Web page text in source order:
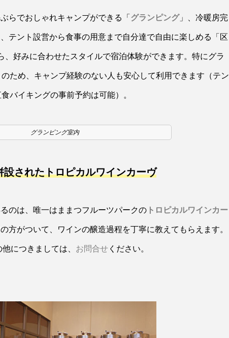
らでおしゃれキャンプができる「 グランピング」、冷暖房完
テント設営から食事の用意まで自分達で自由に楽しめる「区
、好みに合わせたスタイルで宿泊体験ができます。特にグラ
ため、キャンプ経験のない人も安心して利用できます（テン
バイキングの事前予約は可能）。
グランピング室内
設されたトロピカルワインカーヴ
のは、唯一はままつフルーツパークの トロピカルワインカー
方がついて、ワインの醸造過程を丁寧に教えてもらえます。
につきましては、 お問合せ ください。